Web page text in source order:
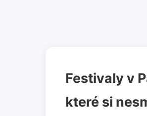
Festivaly v
které si